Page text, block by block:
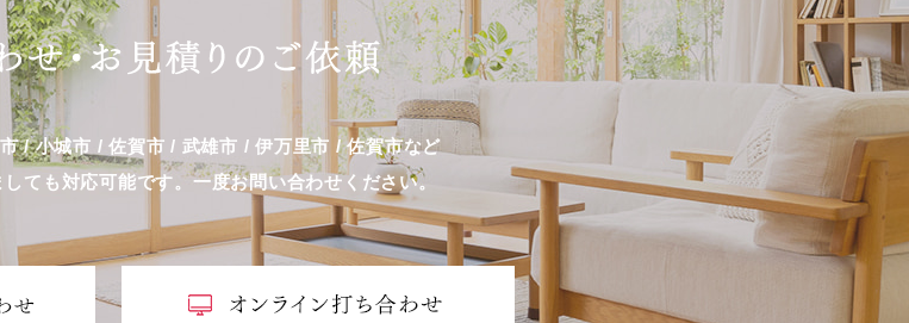
/ 小城市 / 佐賀市 / 武雄市 / 伊万里市 / 佐賀市など
ても対応可能です。一度お問い合わせください。